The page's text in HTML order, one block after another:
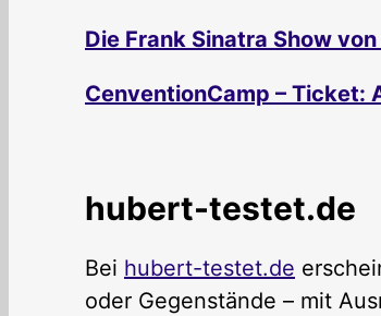
Die Frank Sinatra Show
CenventionCamp – Ticket:
hubert-testet.de
Bei hubert-testet.de
oder Gegenstände – mit